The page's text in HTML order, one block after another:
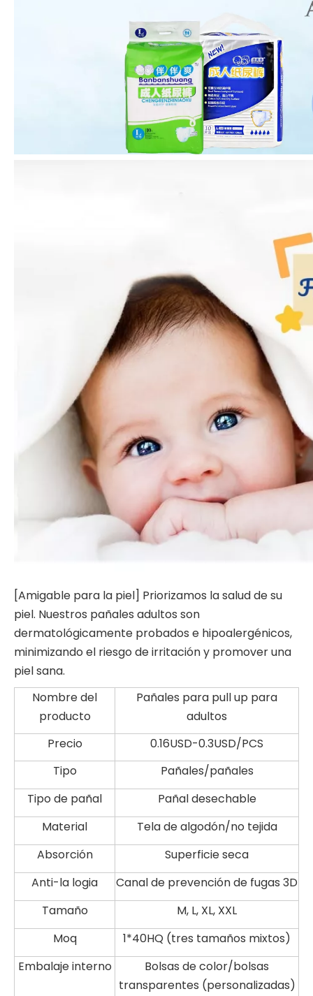
[Amigable para la piel] Priorizamos la salud de su
piel. Nuestros pañales adultos son
dermatológicamente probados e hipoalergénicos,
minimizando el riesgo de irritación y promover una
piel sana.
Nombre del
producto
Pañales para pull up para
adultos
Precio
0.16USD-0.3USD/PCS
Tipo
Pañales/pañales
Tipo de pañal
Pañal desechable
Material
Tela de algodón/no tejida
Absorción
Superficie seca
Anti-la logia
Canal de prevención de fugas 3D
Tamaño
M, L, XL, XXL
Moq
1*40HQ (tres tamaños mixtos)
Embalaje interno
Bolsas de color/bolsas
transparentes (personalizadas)